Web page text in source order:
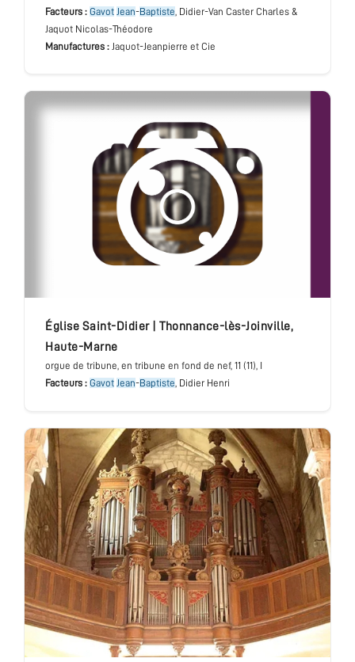
Facteurs : Gavot Jean-Baptiste, Didier-Van Caster Charles &
Jaquot Nicolas-Théodore
Manufactures : Jaquot-Jeanpierre et Cie
église Saint-Didier| Thonnance-lès-Joinville,
Haute-Marne
orgue de tribune, en tribune en fond de nef, 11 (11), I
Facteurs : Gavot Jean-Baptiste, Didier Henri